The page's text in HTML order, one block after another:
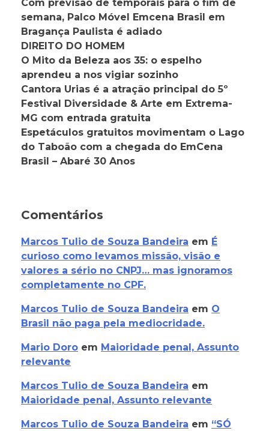
Com previsão de temporais para o fim de
semana, Palco Móvel Emcena Brasil em
Bragança Paulista é adiado
DIREITO DO HOMEM
O Mito da Beleza aos 35: o espelho
aprendeu a nos vigiar sozinho
Cantora Urias é a atração principal do 5º
Festival Diversidade & Arte em Extrema-
MG com entrada gratuita
Espetáculos gratuitos movimentam o Lago
do Taboão com a chegada do EmCena
Brasil – Abaré 30 Anos
Comentários
Marcos Tulio de Souza Bandeira em É
curioso como levamos missão, visão e
valores a sério no CNPJ… mas ignoramos
completamente no CPF.
Marcos Tulio de Souza Bandeira em O
Brasil não paga pela mediocridade.
Mario Doro em Maioridade penal, Assunto
relevante
Marcos Tulio de Souza Bandeira em
Maioridade penal, Assunto relevante
Marcos Tulio de Souza Bandeira em “SÓ